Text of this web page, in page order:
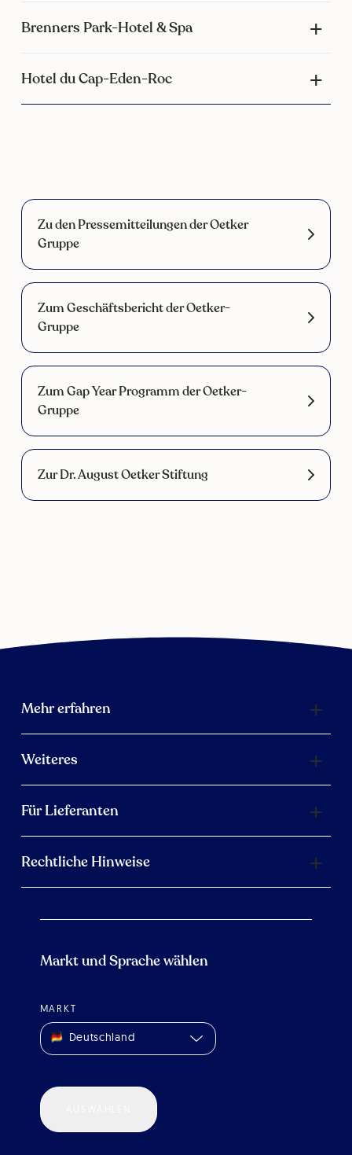
Brenners Park-Hotel & Spa
Hotel du Cap-Eden-Roc
Zu den Pressemitteilungen der Oetker
Gruppe
Zum Geschäftsbericht der Oetker-
Gruppe
Zum Gap Year Programm der Oetker-
Gruppe
Zur Dr. August Oetker Stiftung
Mehr erfahren
Weiteres
Für Lieferanten
Rechtliche Hinweise
Markt und Sprache wählen
MARKT
Deutschland